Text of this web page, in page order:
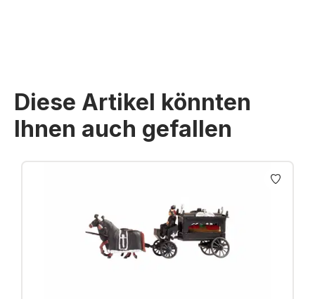
Diese Artikel könnten
Ihnen auch gefallen
Produktgalerie überspringen